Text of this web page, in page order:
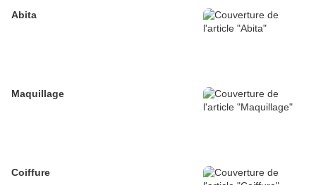
Abita
Maquillage
Coiffure